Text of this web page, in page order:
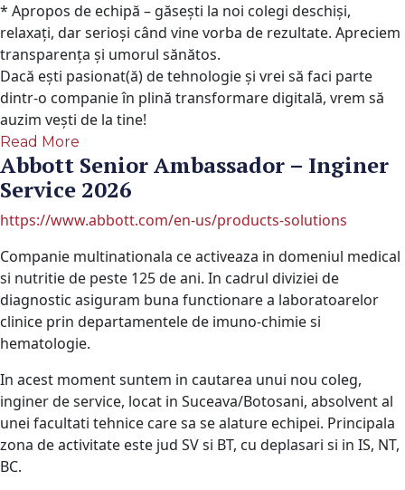
* Apropos de echipă – găsești la noi colegi deschiși,
relaxați, dar serioși când vine vorba de rezultate. Apreciem
transparența și umorul sănătos.
Dacă ești pasionat(ă) de tehnologie și vrei să faci parte
dintr-o companie în plină transformare digitală, vrem să
auzim vești de la tine!
Read More
Abbott Senior Ambassador – Inginer
Service 2026
https://www.abbott.com/en-us/products-solutions
Companie multinationala ce activeaza in domeniul medical
si nutritie de peste 125 de ani. In cadrul diviziei de
diagnostic asiguram buna functionare a laboratoarelor
clinice prin departamentele de imuno-chimie si
hematologie.
In acest moment suntem in cautarea unui nou coleg,
inginer de service, locat in Suceava/Botosani, absolvent al
unei facultati tehnice care sa se alature echipei. Principala
zona de activitate este jud SV si BT, cu deplasari si in IS, NT,
BC.